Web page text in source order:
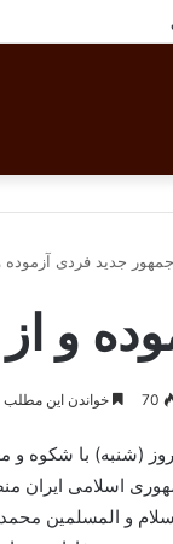
جدید فردی آزموده
و
70 خواندن این مطلب 11 دقیقه زمان میبرد
با شكوه و
اسلامی ایران
و المسلمین